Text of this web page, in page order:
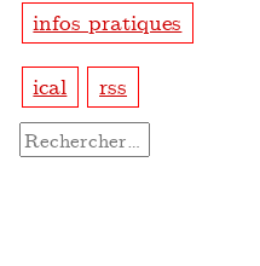
infos pratiques
ical rss
Rechercher :